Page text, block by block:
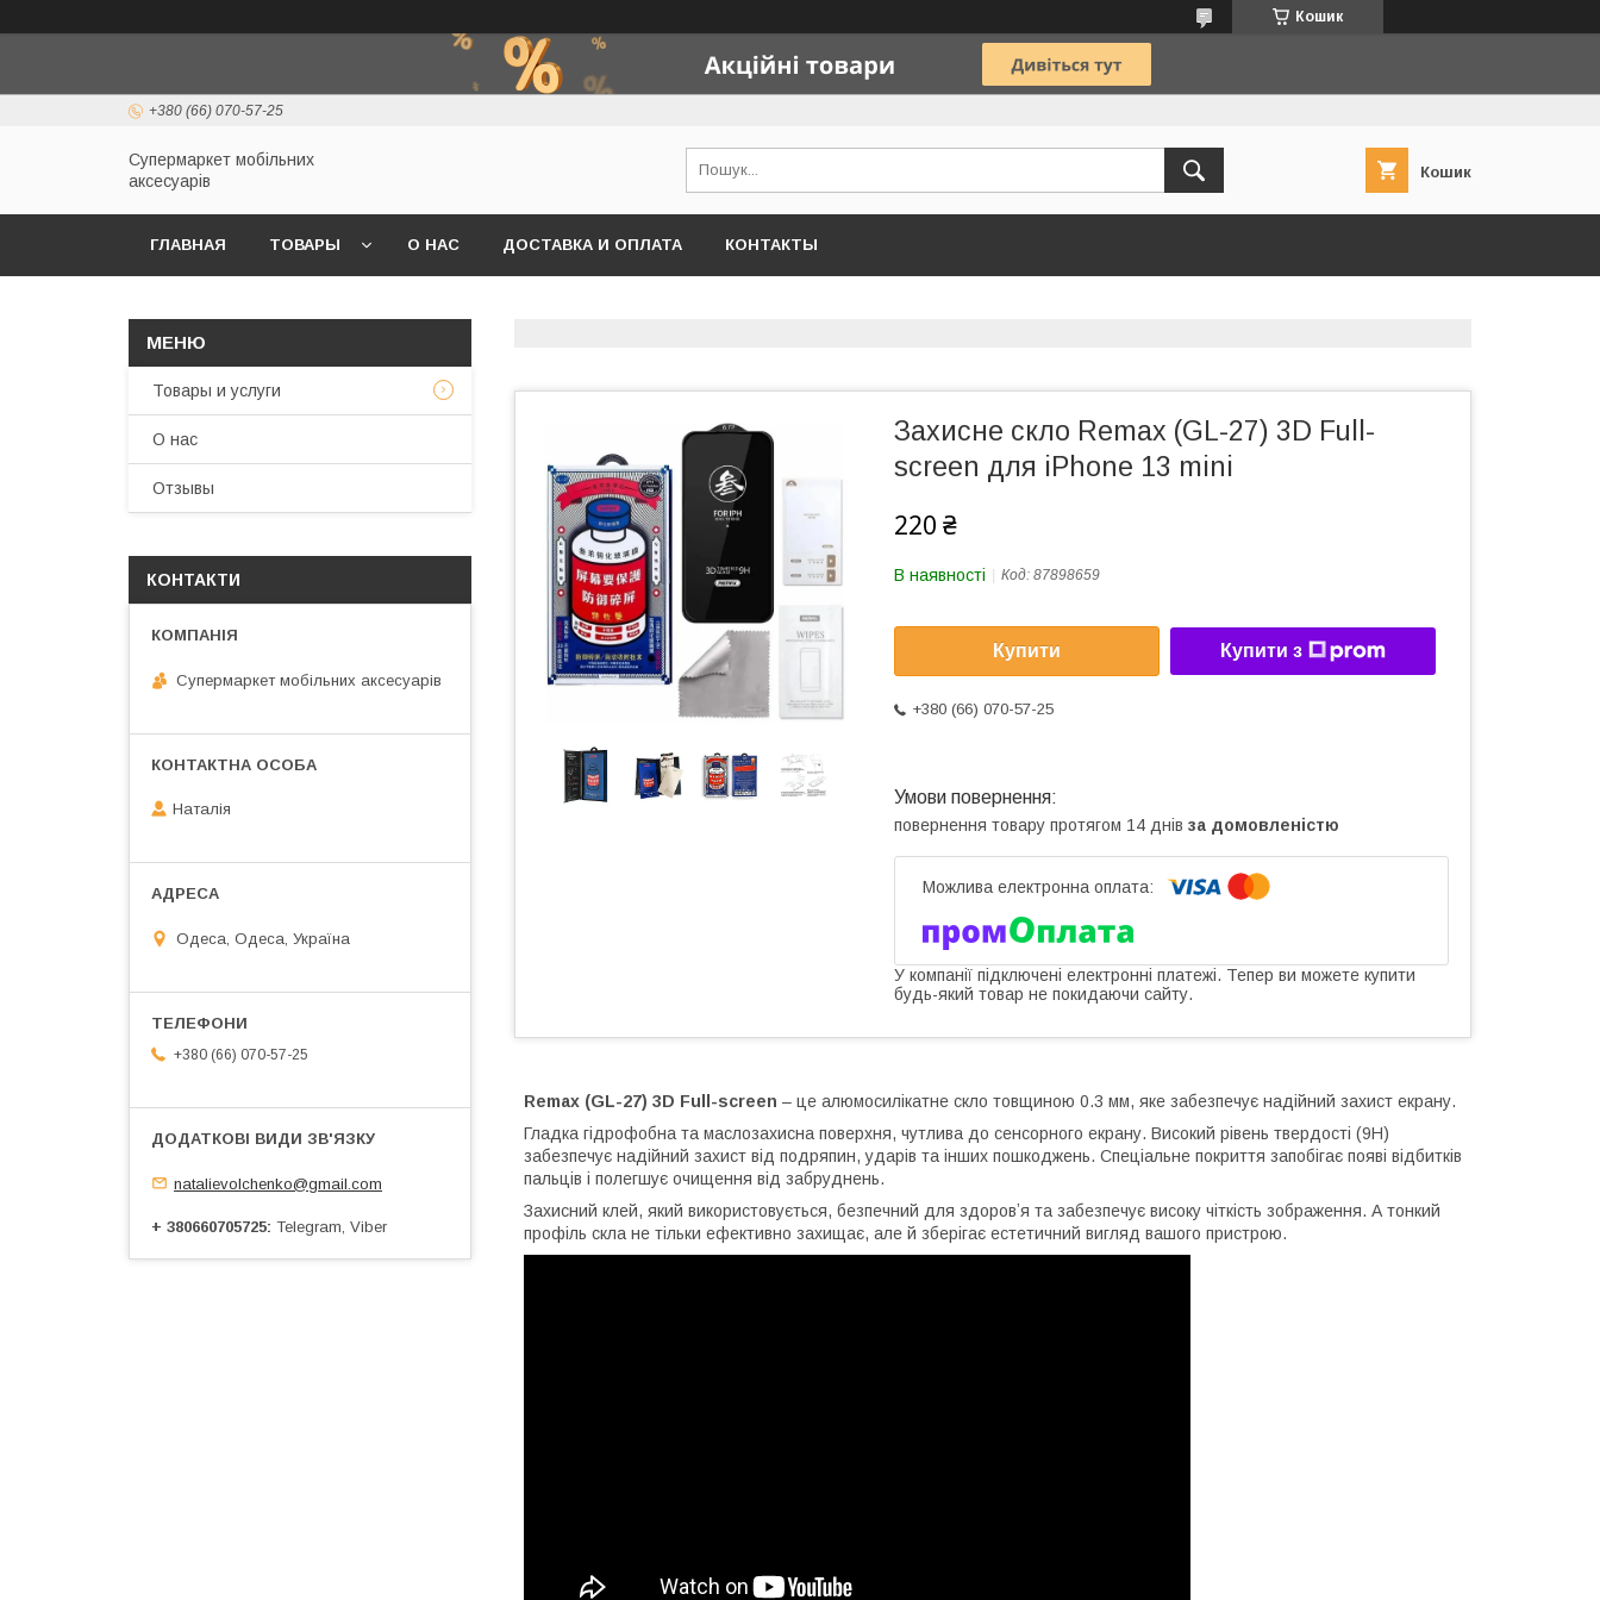
Кошик
+380 (66) 070-57-25
Супермаркет мобільних
аксесуарів
Кошик
ГЛАВНАЯ ТОВАРЫ О НАС ДОСТАВКА И ОПЛАТА КОНТАКТЫ
Захисне скло Remax (GL-27) 3D Full-
screen для iPhone 13 mini
220 ₴
В наявності Код: 87898659
Купити Купити з
+380 (66) 070-57-25
повернення товару протягом 14 днів за домовленістю
У компанії підключені електронні платежі. Тепер ви можете купити
будь-який товар не покидаючи сайту.
Remax (GL-27) 3D Full-screen – це алюмосилікатне скло товщиною 0.3 мм, яке забезпечує надійний захист екрану.
Гладка гідрофобна та маслозахисна поверхня, чутлива до сенсорного екрану. Високий рівень твердості (9H)
забезпечує надійний захист від подряпин, ударів та інших пошкоджень. Спеціальне покриття запобігає появі відбитків
пальців і полегшує очищення від забруднень.
Захисний клей, який використовується, безпечний для здоровʼя та забезпечує високу чіткість зображення. А тонкий
профіль скла не тільки ефективно захищає, але й зберігає естетичний вигляд вашого пристрою.
Товары и услуги
О нас
Отзывы
КОНТАКТИ
Супермаркет мобільних аксесуарів
Наталія
Одеса, Одеса, Україна
+380 (66) 070-57-25
natalievolchenko@gmail.com
+ 380660705725 Telegram, Viber